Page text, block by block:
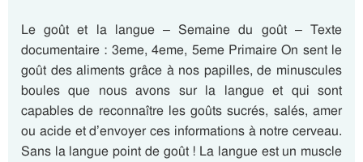
Le goût et la langue – Semaine du goût – Texte
documentaire : 3eme, 4eme, 5eme Primaire On sent le
goût des aliments grâce à nos papilles, de minuscules
boules que nous avons sur la langue et qui sont
capables de reconnaître les goûts sucrés, salés, amer
ou acide et d’envoyer ces informations à notre cerveau.
Sans la langue point de goût ! La langue est un muscle